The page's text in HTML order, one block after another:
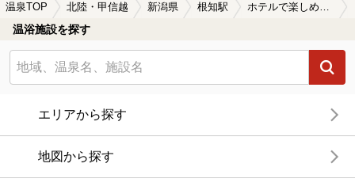
温泉TOP 北陸・甲信越 新潟県 根知駅
温浴施設を探す
エリアから探す
地図から探す